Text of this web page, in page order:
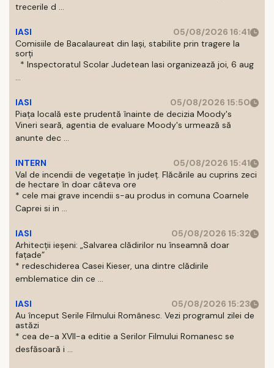
trecerile d ...
IASI
05/08/2026 16:41
Comisiile de Bacalaureat din Iași, stabilite prin tragere la
sorți
* Inspectoratul Scolar Judetean Iasi organizează joi, 6 aug
...
IASI
05/08/2026 15:50
Piața locală este prudentă înainte de decizia Moody's
Vineri seară, agentia de evaluare Moody's urmează să
anunte dec ...
INTERN
05/08/2026 15:41
Val de incendii de vegetație în județ. Flăcările au cuprins zeci
de hectare în doar câteva ore
* cele mai grave incendii s-au produs in comuna Coarnele
Caprei si in ...
IASI
05/08/2026 15:32
Arhitecții ieșeni: „Salvarea clădirilor nu înseamnă doar
fațade”
* redeschiderea Casei Kieser, una dintre clădirile
emblematice din ce ...
IASI
05/08/2026 15:23
Au început Serile Filmului Românesc. Vezi programul zilei de
astăzi
* cea de-a XVII-a editie a Serilor Filmului Romanesc se
desfăsoară i ...